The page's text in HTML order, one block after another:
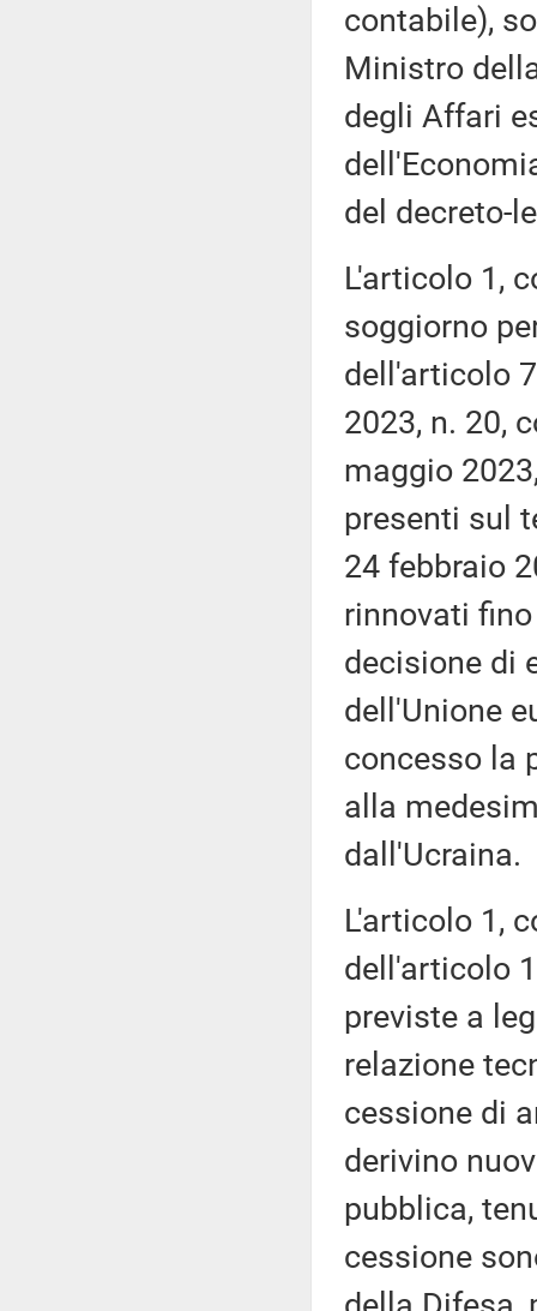
contabile),
Ministro
degli Affari
del decreto-
L'articolo 1,
soggiorno
dell'articolo
2023, n. 20,
maggio
presenti sul
24 febbraio
rinnovati
decisione di
dell'Unione
concesso la
alla
dall'Ucraina.
L'articolo 1,
dell'articolo
previste a
relazione
cessione di
derivino
pubblica,
cessione